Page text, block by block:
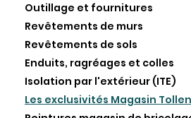
Outillage et fournitures
Revêtements de murs
Revêtements de sols
Enduits, ragréages et colles
Isolation par l'extérieur (ITE)
Les exclusivités Magasin